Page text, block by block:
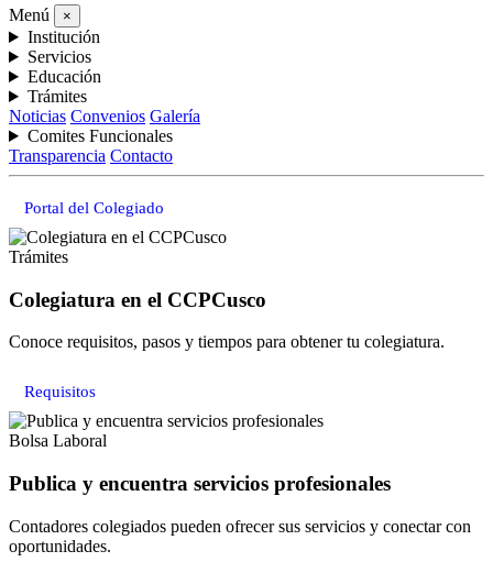
Menú ×
Institución
Servicios
Educación
Trámites
Noticias Convenios Galería
Comites Funcionales
Transparencia Contacto
Portal del Colegiado
Trámites
Colegiatura en el CCPCusco
Conoce requisitos, pasos y tiempos para obtener tu colegiatura.
Requisitos
Bolsa Laboral
Publica y encuentra servicios profesionales
Contadores colegiados pueden ofrecer sus servicios y conectar con
oportunidades.